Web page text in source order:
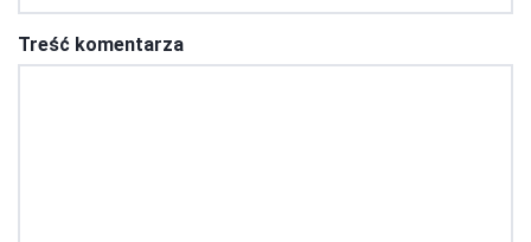
Treść komentarza